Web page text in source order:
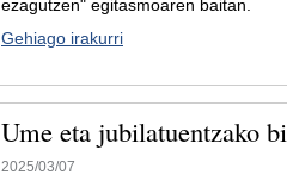
ezagutzen" egitasmoaren baitan.
Gehiago irakurri
Ume eta jubilatuentzako
2025/03/07